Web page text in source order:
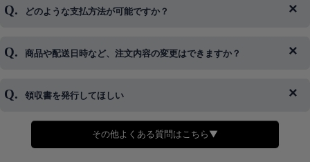
◆即日発送を行なっている関係上、午後以降のご連絡やキャンセル
※発送後、発送準備が完了しお手続きが間に合わない場合は変更、
どのような支払方法が可能ですか？
◆代金引換・クレジットカード・携帯キャリア決済・おねだり決
商品や配送日時など、注文内容の変更はできますか？
◆商品発送前の変更は承っております。
さい。
領収書を発行してほしい
◆領収書はご希望頂いた場合のみ発行しております。
その他よくある質問はこちら▼